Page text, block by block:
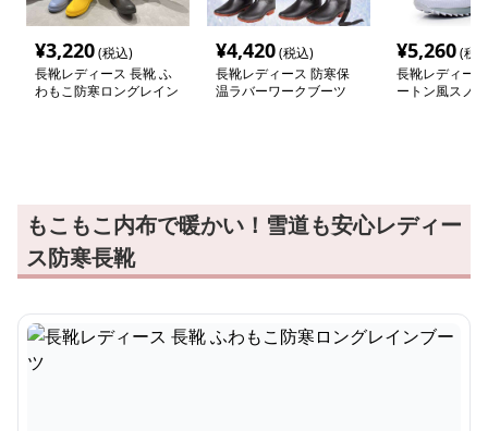
¥3,220(税込)
長靴レディース 長靴 ふ
わもこ防寒ロングレイン
¥4,420(税込)
長靴レディース 防寒保
温ラバーワークブーツ
¥5,260(税
長靴レディー
ートン風スノ
もこもこ内布で暖かい！雪道も安心レディー
ス防寒長靴